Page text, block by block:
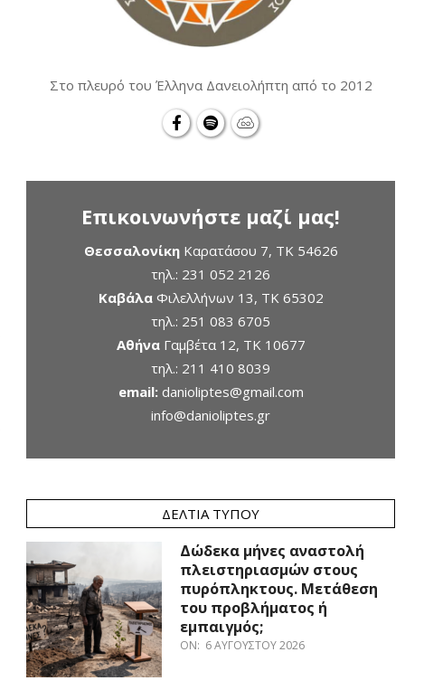
Στο πλευρό του Έλληνα Δανειολήπτη από το 2012
Επικοινωνήστε μαζί μας!
ΘεσσαλονίκηΚαρατάσου 7, TK 54626
τηλ.: 231 052 2126
ΚαβάλαΦιλελλήνων 13, ΤΚ 65302
τηλ.: 251 083 6705
ΑθήναΓαμβέτα 12, ΤΚ 10677
τηλ.: 211 410 8039
email: danioliptes@gmail.com
info@danioliptes.gr
ΔΕΛΤΊΑ ΤΎΠΟΥ
Δώδεκα μήνες αναστολή
πλειστηριασμών στους
πυρόπληκτους. Μετάθεση
του προβλήματος ή
εμπαιγμός;
ON: 6 ΑΥΓΟΎΣΤΟΥ 2026